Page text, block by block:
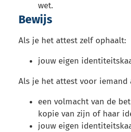
wet.
Bewijs
Als je het attest zelf ophaalt:
jouw eigen
Als je het attest voor iemand
een volmacht van de
kopie van zijn of haar
jouw eigen